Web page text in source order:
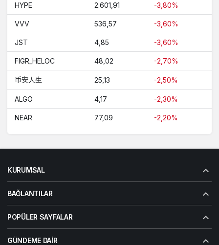
HYPE 2.601,91 -3,80%
VVV 536,57 -3,60%
JST 4,85 -3,60%
FIGR_HELOC 48,02 -2,70%
币安人生 25,13 -2,50%
ALGO 4,17 -2,30%
NEAR 77,09 -2,20%
KURUMSAL
BAĞLANTILAR
POPÜLER SAYFALAR
GÜNDEME DAIR